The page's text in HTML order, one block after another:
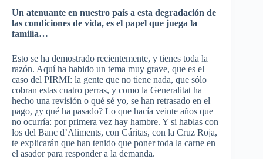
Un atenuante en nuestro país a esta degradación de
las condiciones de vida, es el papel que juega la
familia…
Esto se ha demostrado recientemente, y tienes toda la
razón. Aquí ha habido un tema muy grave, que es el
caso del PIRMI: la gente que no tiene nada, que sólo
cobran estas cuatro perras, y como la Generalitat ha
hecho una revisión o qué sé yo, se han retrasado en el
pago, ¿y qué ha pasado? Lo que hacía veinte años que
no ocurría: por primera vez hay hambre. Y si hablas con
los del Banc d’Aliments, con Cáritas, con la Cruz Roja,
te explicarán que han tenido que poner toda la carne en
el asador para responder a la demanda.